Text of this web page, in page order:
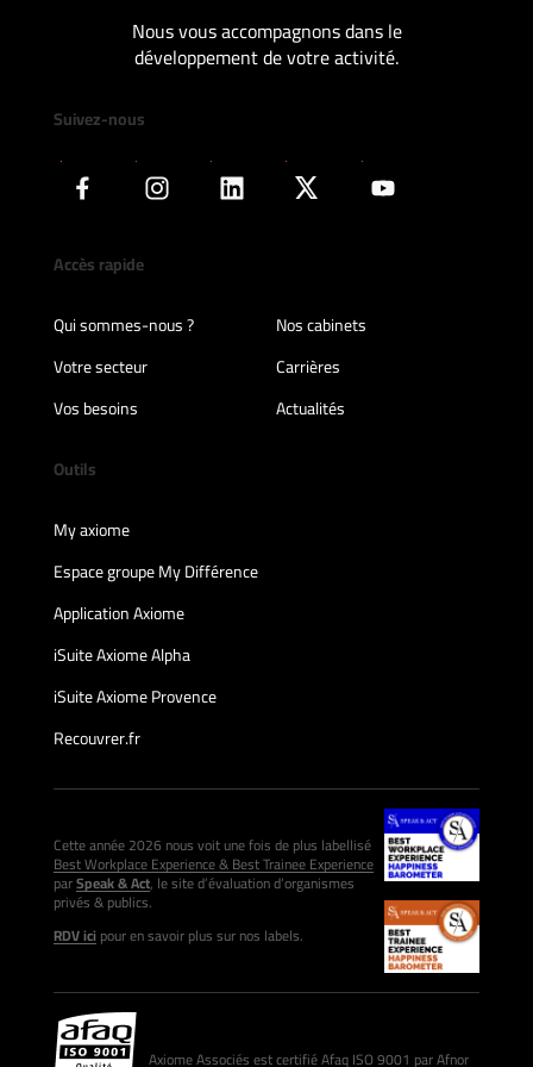
Nous vous accompagnons dans le
développement de votre activité.
Suivez-nous
Accès rapide
Qui sommes-nous ?
Nos cabinets
Votre secteur
Carrières
Vos besoins
Actualités
Outils
My axiome
Espace groupe My Différence
Application Axiome
iSuite Axiome Alpha
iSuite Axiome Provence
Recouvrer.fr
Cette année 2026 nous voit une fois de plus labellisé
Best Workplace Experience & Best Trainee Experience
parSpeak & Act, le site d’évaluation d’organismes
privés & publics.
RDV icipour en savoir plus sur nos labels.
Axiome Associés est certifié Afaq ISO 9001 par Afnor